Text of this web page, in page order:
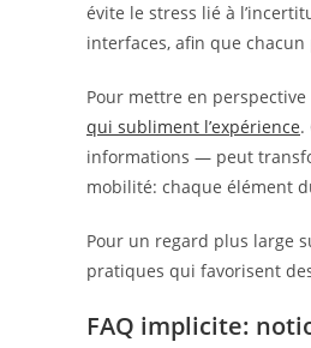
évite le stress lié à
interfaces, afin que
Pour mettre en perspective
qui subliment l’expérience.
informations — peut
mobilité: chaque élément
Pour un regard plus large
pratiques qui favorisent
FAQ implicite: